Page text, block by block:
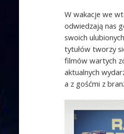
W wakacje we
odwiedzają nas
swoich
tytułów tworzy
filmów wartych
aktualnych
a z gośćmi z